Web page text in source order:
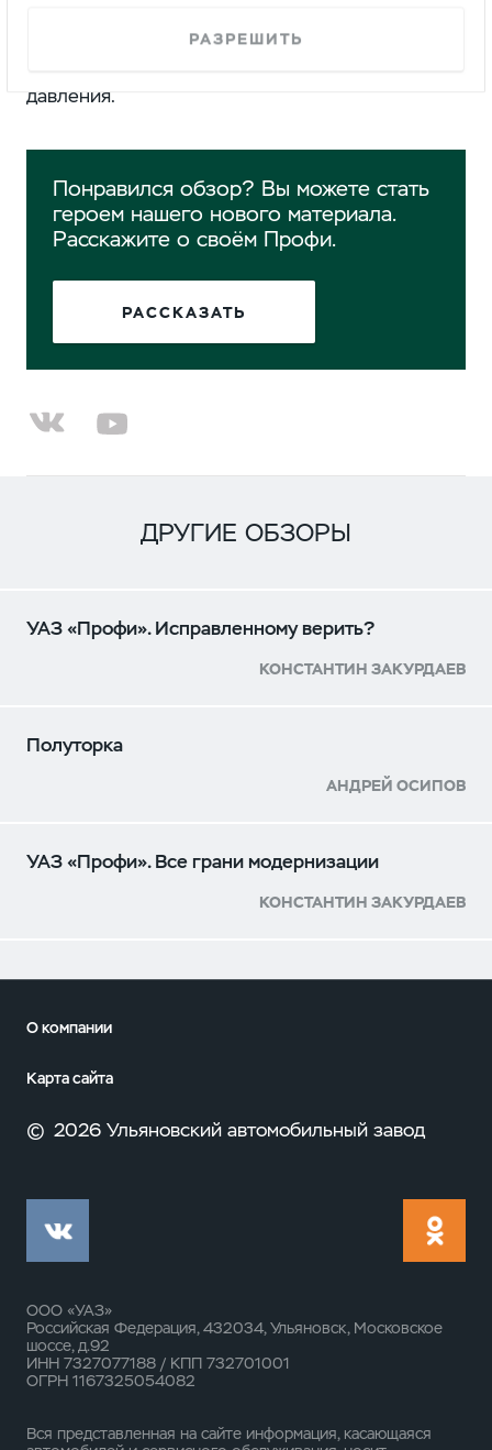
со створками типа "рольставни", крепления для
давления.
Понравился обзор? Вы можете стать
героем нашего нового материала.
Расскажите о своём Профи.
РАССКАЗАТЬ
ДРУГИЕ ОБЗОРЫ
УАЗ «Профи». Исправленному верить?
КОНСТАНТИН ЗАКУРДАЕВ
Полуторка
АНДРЕЙ ОСИПОВ
УАЗ «Профи». Все грани модернизации
КОНСТАНТИН ЗАКУРДАЕВ
О компании
Карта сайта
© 2026 Ульяновский автомобильный завод
ООО «УАЗ»
Российская Федерация, 432034, Ульяновск, Московское
шоссе, д.92
ИНН 7327077188 / КПП 732701001
ОГРН 1167325054082
Вся представленная на сайте информация, касающаяся
РАЗРЕШИТЬ